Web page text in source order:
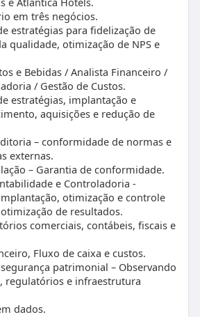
em três negócios.
estratégias para fidelização de
qualidade, otimização de NPS e
e Bebidas / Analista Financeiro /
/ Gestão de Custos.
estratégias, implantação e
aquisições e redução de
– conformidade de normas e
externas.
– Garantia de conformidade.
e Controladoria -
otimização e controle
de resultados.
comerciais, contábeis, fiscais e
Fluxo de caixa e custos.
patrimonial – Observando
regulatórios e infraestrutura
dados.